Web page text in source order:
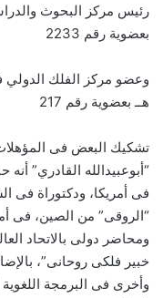
رئيس مركز البحوث
بعضوية رقم 2233
هــ بعضوية رقم 217
تشكيك البعض فى المؤهلات
“أبوعبيدالله القادري”
فى أمريكا، ودكتوراة فى
“الروقى” من الصين، فى
ومحاضر دولى بالاتحاد
خبير فلكى روحانى”،
وأخرى فى البرمجة